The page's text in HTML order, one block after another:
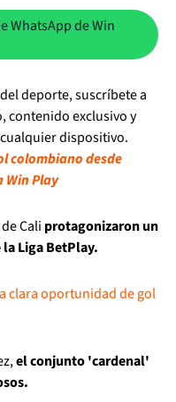
WhatsApp de Win
deporte, suscríbete a
contenido exclusivo y
dispositivo.
colombiano desde
Win Play
Cali protagonizaron un
Liga BetPlay.
clara oportunidad de gol
el conjunto 'cardenal'